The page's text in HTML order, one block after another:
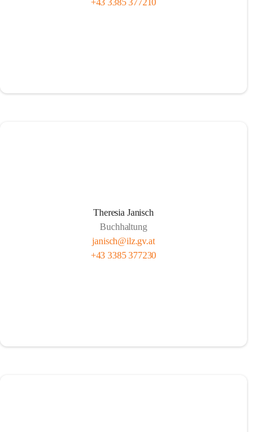
+43 3385 377210
Theresia Janisch
Buchhaltung
janisch@ilz.gv.at
+43 3385 377230